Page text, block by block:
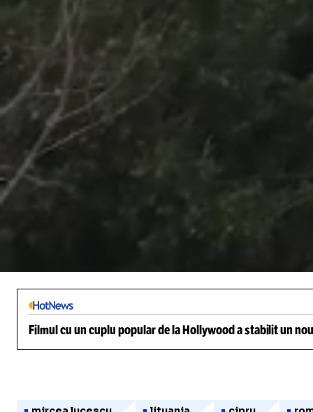
Filmul cu un cuplu popular de la Hollywood a stabilit un